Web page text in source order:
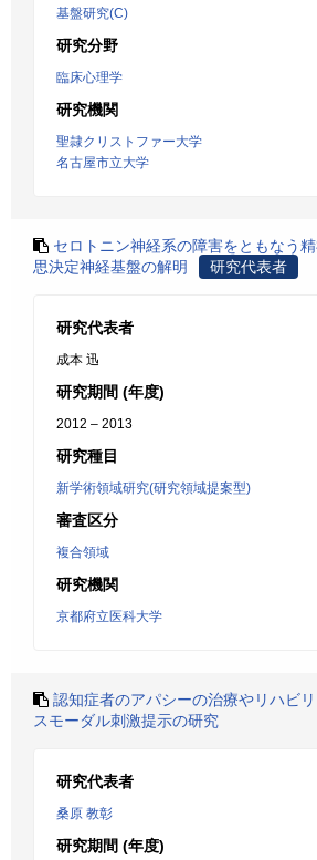
基盤研究(C)
研究分野
臨床心理学
研究機関
聖隷クリストファー大学
名古屋市立大学
セロトニン神経系の障害をともなう
思決定神経基盤の解明
研究代表者
研究代表者
成本 迅
研究期間 (年度)
2012 – 2013
研究種目
新学術領域研究(研究領域提案型)
審査区分
複合領域
研究機関
京都府立医科大学
認知症者のアパシーの治療やリハビ
スモーダル刺激提示の研究
研究代表者
桑原 教彰
研究期間 (年度)